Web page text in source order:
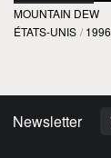
MOUNTAIN DEW
ÉTATS-UNIS / 1996
Newsletter